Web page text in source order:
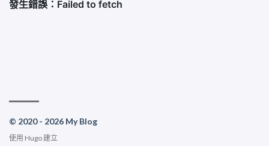
© 2020 - 2026 My Blog
使用 Hugo建立